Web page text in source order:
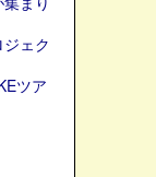
ェク
ツア